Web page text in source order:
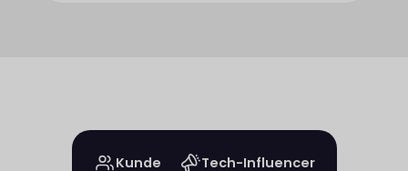
Kunde Tech-Influencer